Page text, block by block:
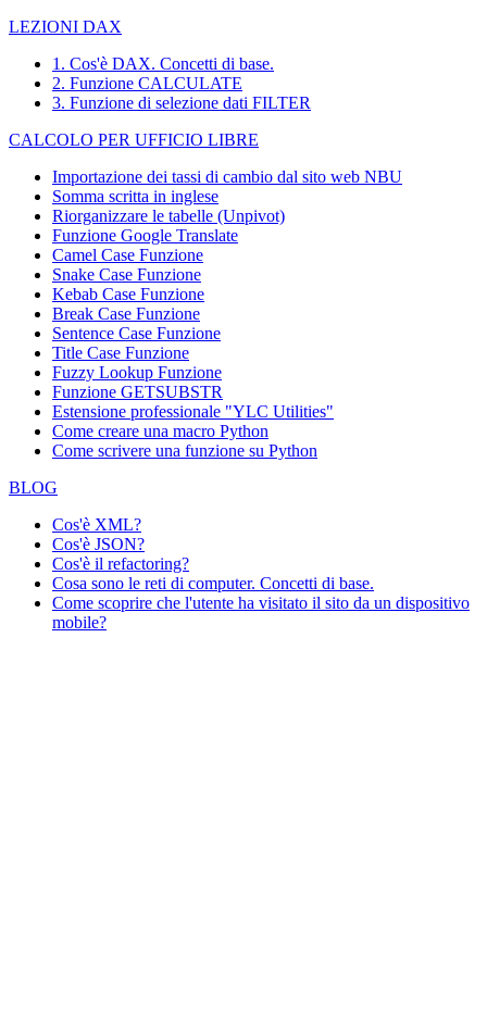
LEZIONI DAX
1. Cos'è DAX. Concetti di base.
2. Funzione CALCULATE
3. Funzione di selezione dati FILTER
CALCOLO PER UFFICIO LIBRE
Importazione dei tassi di cambio dal sito web NBU
Somma scritta in inglese
Riorganizzare le tabelle (Unpivot)
Funzione Google Translate
Camel Case Funzione
Snake Case Funzione
Kebab Case Funzione
Break Case Funzione
Sentence Case Funzione
Title Case Funzione
Fuzzy Lookup Funzione
Funzione GETSUBSTR
Estensione professionale "YLC Utilities"
Come creare una macro Python
Come scrivere una funzione su Python
BLOG
Cos'è XML?
Cos'è JSON?
Cos'è il refactoring?
Cosa sono le reti di computer. Concetti di base.
Come scoprire che l'utente ha visitato il sito da un dispositivo
mobile?